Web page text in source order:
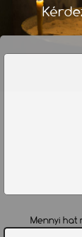
Mennyi hat